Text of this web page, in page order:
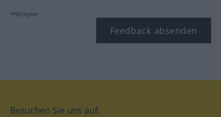
*Pflichtfeld
Feedback absenden
Besuchen Sie uns auf: